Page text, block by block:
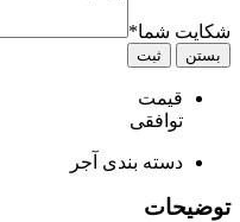
شکایت شما*
بستن ثبت
قیمت
توافقی
دسته بندی آجر
توضیحات